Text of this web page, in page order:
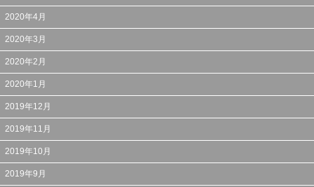
2020年4月
2020年3月
2020年2月
2020年1月
2019年12月
2019年11月
2019年10月
2019年9月